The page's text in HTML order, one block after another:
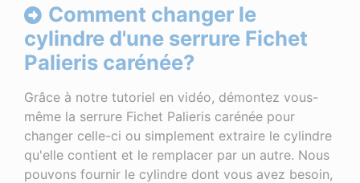
Comment changer le
cylindre d'une serrure Fichet
Palieris carénée?
Grâce à notre tutoriel en vidéo, démontez vous-
même la serrure Fichet Palieris carénée pour
changer celle-ci ou simplement extraire le cylindre
qu'elle contient et le remplacer par un autre. Nous
pouvons fournir le cylindre dont vous avez besoin,